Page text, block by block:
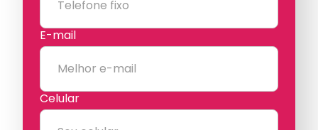
E-mail
Celular